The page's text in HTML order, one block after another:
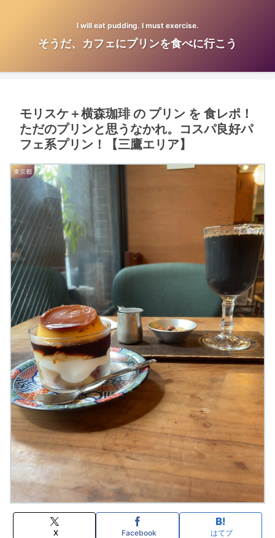
I will eat pudding. I must exercise.
そうだ、カフェにプリンを食べに行こう
モリスケ＋横森珈琲 の プリン を 食レポ！
ただのプリンと思うなかれ。コスパ良好パ
フェ系プリン！【三鷹エリア】
東京都
X Facebook はてブ